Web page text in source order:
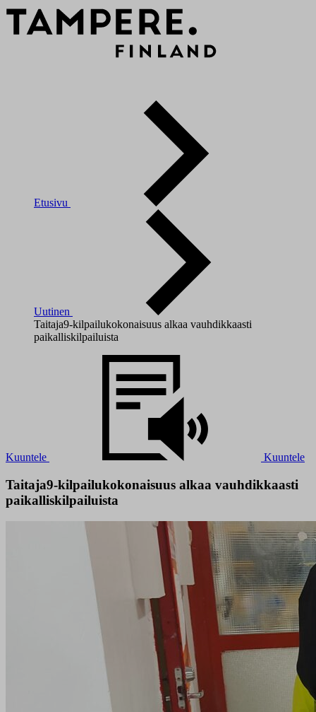
Etusivu
Uutinen
Taitaja9-kilpailukokonaisuus alkaa vauhdikkaasti
paikalliskilpailuista
Kuuntele Kuuntele
Taitaja9-kilpailukokonaisuus alkaa vauhdikkaasti
paikalliskilpailuista